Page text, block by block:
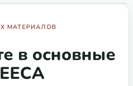
МАТЕРИАЛОВ
в основные